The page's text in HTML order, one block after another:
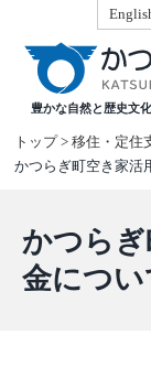
豊かな自然と歴史文化
トップ>移住・定住
かつらぎ町空き家活
かつら
金につい